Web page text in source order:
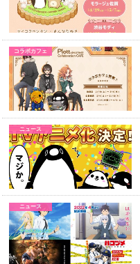
コラボカフェ
ニュース
ニュース